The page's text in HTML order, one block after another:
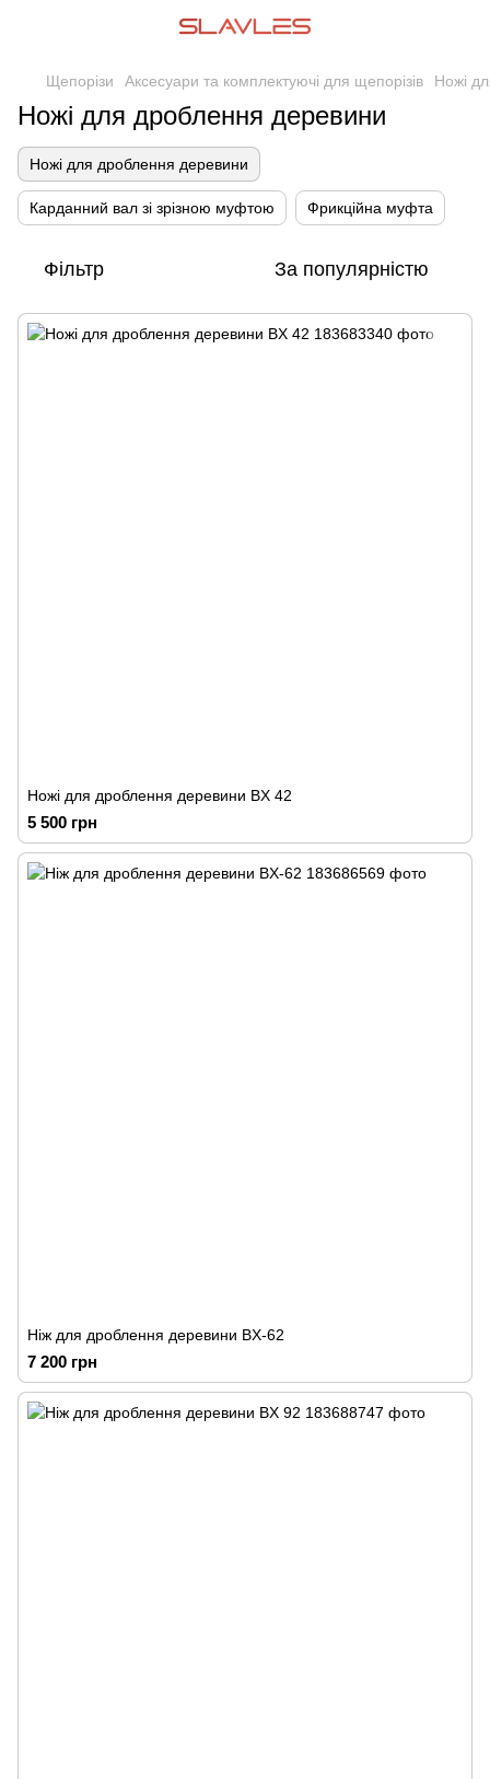
Щепорізи Аксесуари та комплектуючі для щепорізів Ножі
Ножі для дроблення деревини
Ножі для дроблення деревини
Карданний вал зі зрізною муфтою Фрикційна муфта
Фільтр За популярністю
Ножі для дроблення деревини BX 42
5 500 грн
Ніж для дроблення деревини BX-62
7 200 грн